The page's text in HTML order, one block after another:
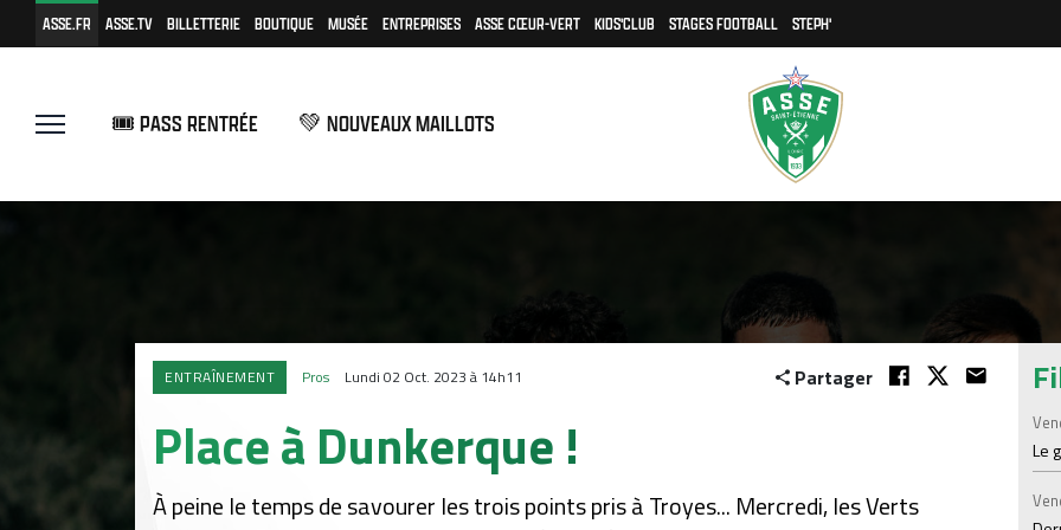
ASSE.FR ASSE.TV BILLETTERIE BOUTIQUE MUSÉE ENTREPRISES ASSE CŒUR-VERT KIDS'CLUB STAGES FOOTBALL STEPH'
🎟️ PASS RENTRÉE 💚 NOUVEAUX MAILLOTS
ENTRAÎNEMENT Pros Lundi 02 Oct. 2023 à 14h11 Partager
Place à Dunkerque !
À peine le temps de savourer les trois points pris à Troyes... Mercredi, les Verts
Le